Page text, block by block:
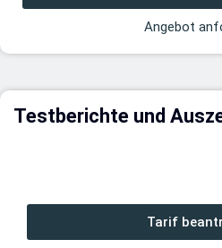
Angebot
Testberichte und
Tarif